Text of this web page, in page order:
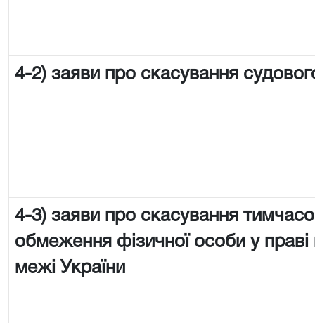
4-2) заяви про скасування
4-3) заяви про скасування
обмеження фізичної особи у праві
межі України